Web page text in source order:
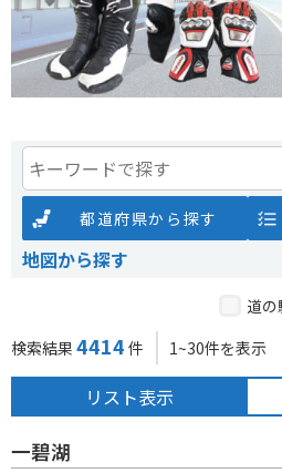
都道府県から探す
地図から探す
道
検索結果 4414 件 1~30件を表示
リスト表示
一碧湖